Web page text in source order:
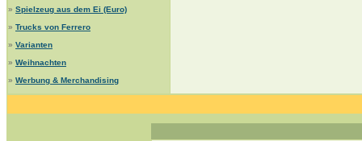
» Spielzeug aus dem Ei (Euro)
» Trucks von Ferrero
» Varianten
» Weihnachten
» Werbung & Merchandising